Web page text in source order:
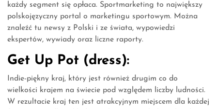
każdy segment się opłaca. Sportmarketing to największy
polskojęzyczny portal o marketingu sportowym. Można
znaleźć tu newsy z Polski i ze świata, wypowiedzi
ekspertów, wywiady oraz liczne raporty.
Get Up Pot (dress):
Indie-piękny kraj, który jest również drugim co do
wielkości krajem na świecie pod względem liczby ludności.
W rezultacie kraj ten jest atrakcyjnym miejscem dla każdej